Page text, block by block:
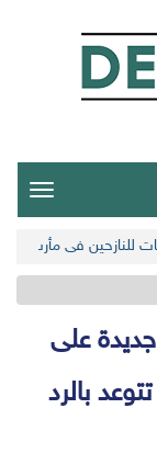
للنازحين في مأرب
على
بالرد